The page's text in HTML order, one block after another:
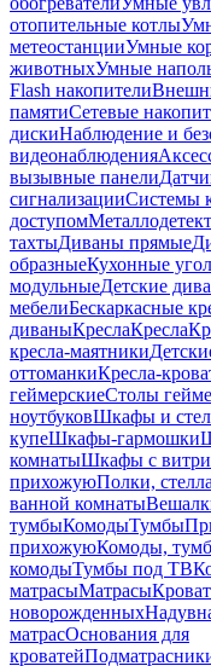
отопительные котлы
метеостанцииУмные
животныхУмные
Flash накопители
памятиСетевые
дискиНаблюдение и
видеонаблюдения
вызывные панели
сигнализацииСистемы
доступом
тахтыДиваны прямые
образныеКухонные
модульныеДетские
мебелиБескаркасные
диваныКреслаКресла
кресла-маятники
оттоманкиКресла-
геймерскиеСтолы
ноутбуковШкафы и
купеШкафы-гармошки
комнатыШкафы с
прихожуюПолки,
ванной комнаты
тумбыКомодыТумбы
прихожуюКомоды,
комодыТумбы под ТВ
матрасыМатрасы
новорожденных
матрасОснования для
кроватей